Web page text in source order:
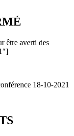
être averti des